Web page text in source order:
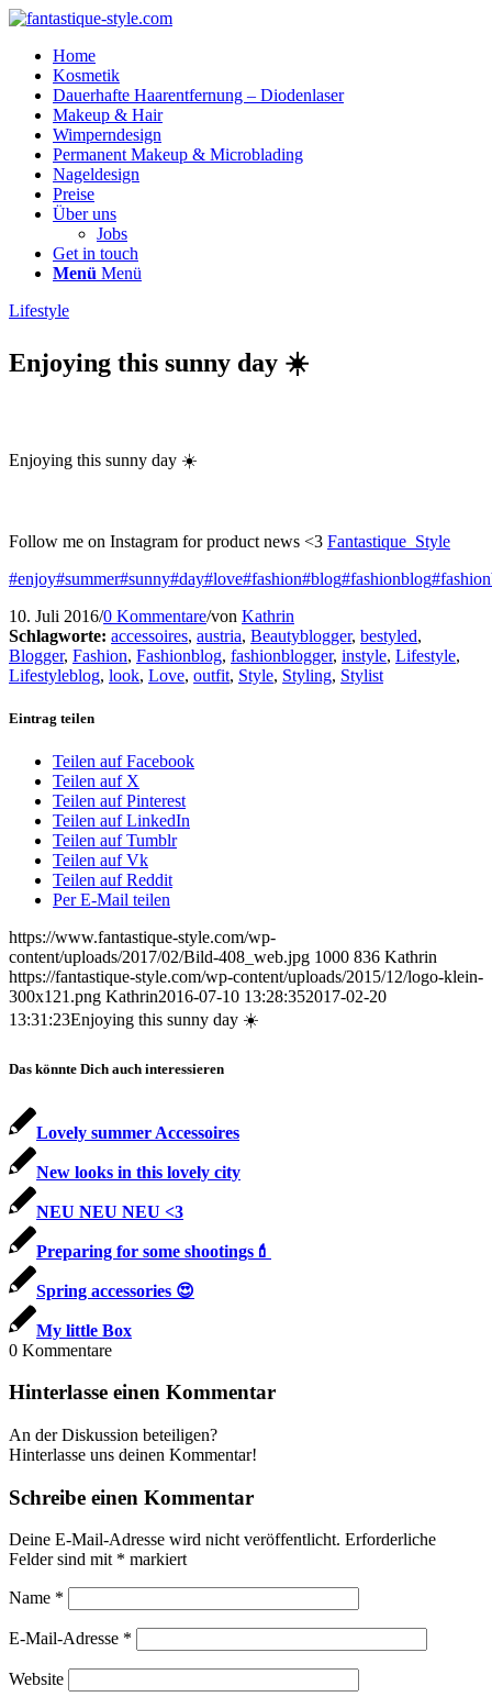
Home
Kosmetik
Dauerhafte Haarentfernung – Diodenlaser
Makeup & Hair
Wimperndesign
Permanent Makeup & Microblading
Nageldesign
Preise
Über uns
Jobs
Get in touch
Menü Menü
Lifestyle
Enjoying this sunny day ☀️
Enjoying this sunny day ☀️
Follow me on Instagram for product news <3 Fantastique_Style
#enjoy#summer#sunny#day#love#fashion#blog#fashionblog
10. Juli 2016/0 Kommentare/von Kathrin
Schlagworte: accessoires, austria, Beautyblogger, bestyled,
Blogger, Fashion, Fashionblog, fashionblogger, instyle, Lifestyle,
Lifestyleblog, look, Love, outfit, Style, Styling, Stylist
Eintrag teilen
Teilen auf Facebook
Teilen auf X
Teilen auf Pinterest
Teilen auf LinkedIn
Teilen auf Tumblr
Teilen auf Vk
Teilen auf Reddit
Per E-Mail teilen
https://www.fantastique-style.com/wp-
content/uploads/2017/02/Bild-408_web.jpg 1000 836 Kathrin
https://fantastique-style.com/wp-content/uploads/2015/12/logo-klein-
300x121.png Kathrin2016-07-10 13:28:352017-02-20
13:31:23Enjoying this sunny day ☀️
Das könnte Dich auch interessieren
Lovely summer Accessoires
New looks in this lovely city
NEU NEU NEU <3
Preparing for some shootings💄
Spring accessories 😍
My little Box
0 Kommentare
Hinterlasse einen Kommentar
An der Diskussion beteiligen?
Hinterlasse uns deinen Kommentar!
Schreibe einen Kommentar
Deine E-Mail-Adresse wird nicht veröffentlicht. Erforderliche
Felder sind mit * markiert
Name *
E-Mail-Adresse *
Website